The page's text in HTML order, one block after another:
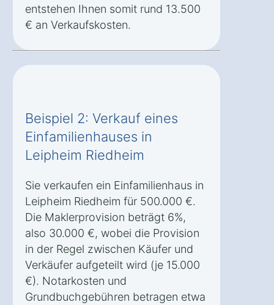
entstehen Ihnen somit rund 13.500
€ an Verkaufskosten.
Beispiel 2: Verkauf eines
Einfamilienhauses in
Leipheim Riedheim
Sie verkaufen ein Einfamilienhaus in
Leipheim Riedheim für 500.000 €.
Die Maklerprovision beträgt 6%,
also 30.000 €, wobei die Provision
in der Regel zwischen Käufer und
Verkäufer aufgeteilt wird (je 15.000
€). Notarkosten und
Grundbuchgebühren betragen etwa